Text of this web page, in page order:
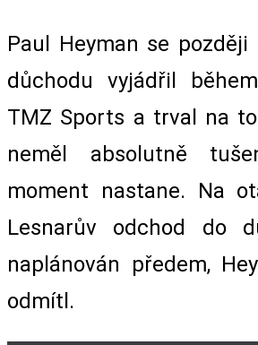
Paul Heyman se
důchodu vyjádřil
TMZ Sports a trval na
neměl absolutně
moment nastane. Na
Lesnarův odchod do
naplánován předem,
odmítl.